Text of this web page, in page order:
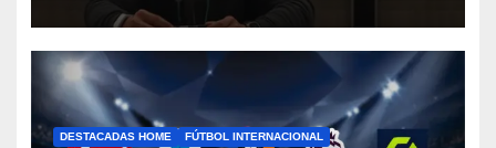
DESTACADAS HOME FÚTBOL INTERNACIONAL